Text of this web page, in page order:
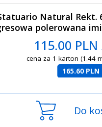
Natural Rekt.
polerowana
115.00
cena za 1 karton (1.44
165.60 PLN
Do